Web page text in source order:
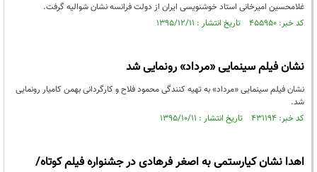
غلامحسین امیرخانی استاد خوشنویسی ایران از دولت فرانسه نشان شوالیه گرفت.
کد خبر: ۴۵۵۹۵۰ تاریخ انتشار : ۱۳۹۵/۱۲/۱۱
نشان فیلم سینمایی «مرداد» رونمایی شد
نشان فیلم سینمایی «مرداد» به تهیه کنندگی محمود فلاح و کارگردانی بهمن کامیار رونمایی
شد.
کد خبر: ۴۳۱۱۹۴ تاریخ انتشار : ۱۳۹۵/۱۰/۱۱
اهدا نشان کیارستمی به اصغر فرهادی در جشنواره فیلم کوتاه/